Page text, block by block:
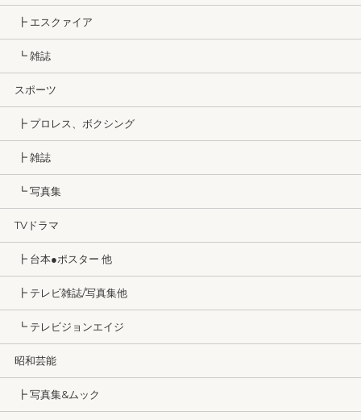
┣ エスクァイア
┗ 雑誌
スポーツ
┣ プロレス、ボクシング
┣ 雑誌
┗ 写真集
TVドラマ
┣ 台本●ポスター 他
┣ テレビ雑誌/写真集他
┗ テレビジョンエイジ
昭和芸能
┣ 写真集&ムック